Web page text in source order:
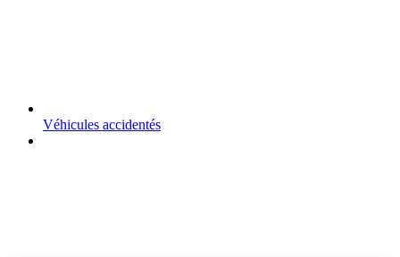
Véhicules accidentés